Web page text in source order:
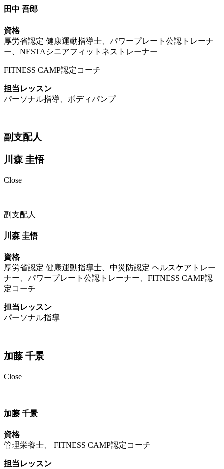
田中 吾郎
資格
厚労省認定 健康運動指導士、パワープレート公認トレーナ
ー、NESTAシニアフィットネストレーナー
FITNESS CAMP認定コーチ
担当レッスン
パーソナル指導、ボディパンプ
副支配人
川森 圭悟
Close
副支配人
川森 圭悟
資格
厚労省認定 健康運動指導士、中災防認定 ヘルスケアトレー
ナー、パワープレート公認トレーナー、FITNESS CAMP認
定コーチ
担当レッスン
パーソナル指導
加藤 千景
Close
加藤 千景
資格
管理栄養士、 FITNESS CAMP認定コーチ
担当レッスン